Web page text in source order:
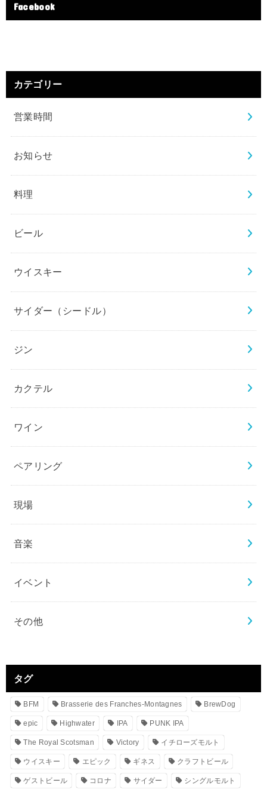
Facebook
カテゴリー
営業時間
お知らせ
料理
ビール
ウイスキー
サイダー（シードル）
ジン
カクテル
ワイン
ペアリング
現場
音楽
イベント
その他
タグ
BFM Brasserie des Franches-Montagnes BrewDog
epic Highwater IPA PUNK IPA
The Royal Scotsman Victory イチローズモルト
ウイスキー エピック ギネス クラフトビール
ゲストビール コロナ サイダー シングルモルト